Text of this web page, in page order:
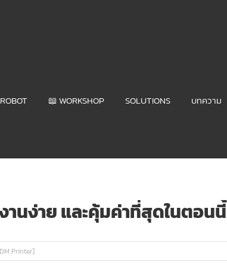
📖 WORKSHOP SOLUTIONS บทความ
านง่าย และคุ้มค่าที่สุดในตอนนี้
Printer]